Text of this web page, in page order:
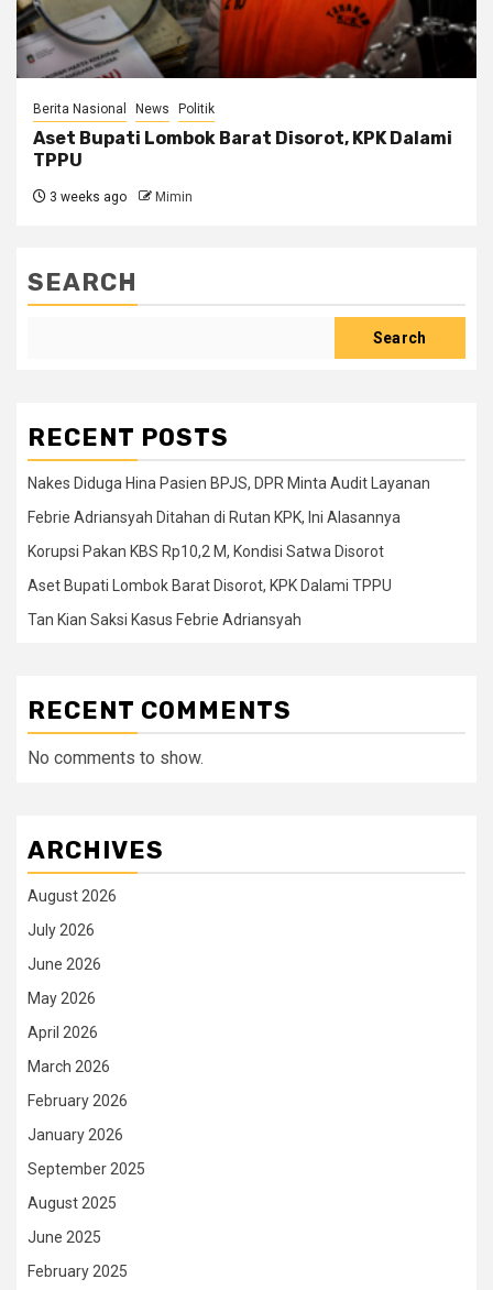
Berita Nasional News Politik
Aset Bupati Lombok Barat Disorot, KPK Dalami
TPPU
3 weeks ago Mimin
SEARCH
Search
RECENT POSTS
Nakes Diduga Hina Pasien BPJS, DPR Minta Audit Layanan
Febrie Adriansyah Ditahan di Rutan KPK, Ini Alasannya
Korupsi Pakan KBS Rp10,2 M, Kondisi Satwa Disorot
Aset Bupati Lombok Barat Disorot, KPK Dalami TPPU
Tan Kian Saksi Kasus Febrie Adriansyah
RECENT COMMENTS
No comments to show.
ARCHIVES
August 2026
July 2026
June 2026
May 2026
April 2026
March 2026
February 2026
January 2026
September 2025
August 2025
June 2025
February 2025